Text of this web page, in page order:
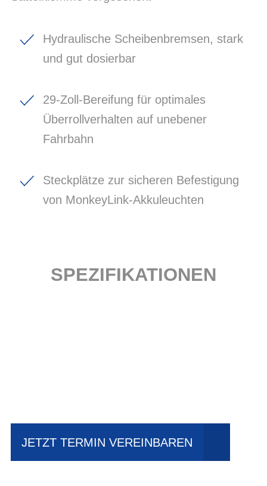
Hydraulische Scheibenbremsen, stark
und gut dosierbar
29-Zoll-Bereifung für optimales
Überrollverhalten auf unebener
Fahrbahn
Steckplätze zur sicheren Befestigung
von MonkeyLink-Akkuleuchten
SPEZIFIKATIONEN
JETZT TERMIN VEREINBAREN